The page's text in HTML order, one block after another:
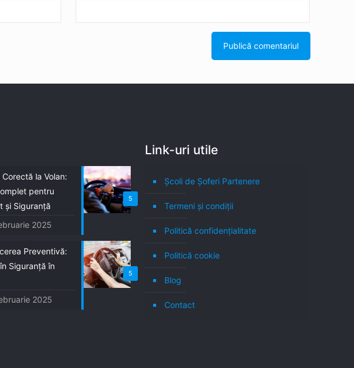
5
Corectă la Volan:
pentru
și Siguranță
2025
5
Preventivă:
Siguranță în
2025
Link-uri utile
Școli de Șoferi Partenere
Termeni şi condiţii
Politică confidenţialitate
Politică cookie
Blog
Contact